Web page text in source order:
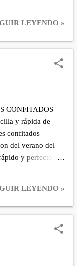
pequeño.
mucho para
4 dientes
virgen extra. (usé
1 taza de arroz
y limpio los
(las
hasta
y comer con
de ajos y corto en
los cocino hasta
cocino un...
LEYENDO »
CONFITADOS
y rápida de
confitados
del verano del
y perfecto,
de lechuga
Una
de oliva virgen
la receta de
LEYENDO »